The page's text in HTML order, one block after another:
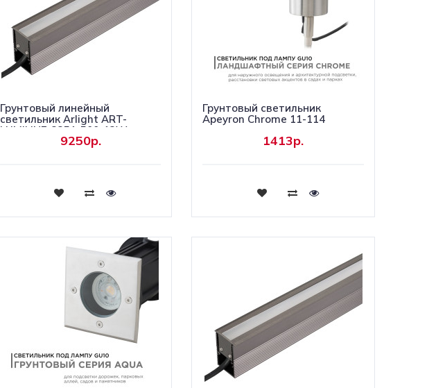
Грунтовый линейный
светильник Arlight ART-
LUMILINE-3351-500-12W
Warm3000 024946(1)
9250р.
Купить
Грунтовый светильник
Apeyron Chrome 11-114
1413р.
Купить